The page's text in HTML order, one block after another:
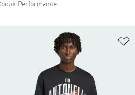
Performance